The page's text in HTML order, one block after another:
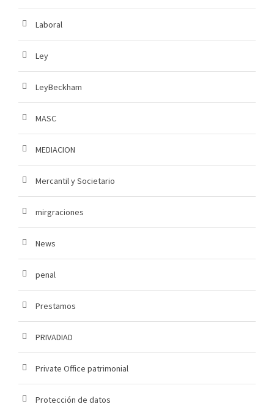
Laboral
Ley
LeyBeckham
MASC
MEDIACION
Mercantil y Societario
mirgraciones
News
penal
Prestamos
PRIVADIAD
Private Office patrimonial
Protección de datos